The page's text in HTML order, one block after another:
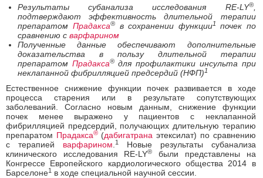
Результаты субанализа исследования RE-LY®,
подтверждают эффективность длительной терапии
препаратом Прадакса® в сохранении функции1 почек по
сравнению с варфарином
Полученные данные обеспечивают дополнительные
доказательства в пользу длительной терапии
препаратом Прадакса®для профилактики инсульта при
неклапанной фибрилляцией предсердий (НФП)1
Естественное снижение функции почек развивается в ходе
процесса старения или в результате сопутствующих
заболеваний. Согласно новым данным, снижение функции
почек менее выражено у пациентов с неклапанной
фибрилляцией предсердий, получающих длительную терапию
препаратом Прадакса®(дабигатрана этексилат) по сравнению
с терапией варфарином 1Новые результаты субанализа
клинического исследования RE-LY®
были представлены на
Конгрессе Европейского кардиологического общества 2014 в
Барселоне1 в ходе специальной научной сессии.